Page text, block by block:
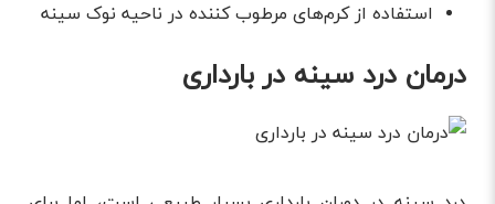
استفاده از کرم‌های مرطوب کننده در ناحیه نوک سینه
درمان درد سينه در بارداری